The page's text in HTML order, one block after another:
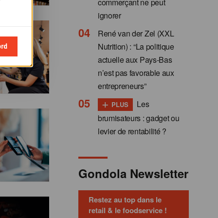
ignorer
René van der Zel (XXL
Nutrition) : “La politique
actuelle aux Pays-Bas
n’est pas favorable aux
entrepreneurs”
+ PLUS
Les
brumisateurs : gadget ou
levier de rentabilité ?
Gondola Newsletter
Restez au top dans le
retail & le foodservice !